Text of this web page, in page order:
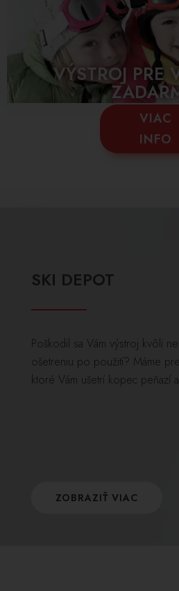
VÝSTROJ PRE
VIAC
INFO
SKI DEPOT
Poškodil sa Vám výstroj kvôli
ošetreniu po použití? Máme
ktoré Vám ušetrí kopec peňazí
ZOBRAZIŤ VIAC